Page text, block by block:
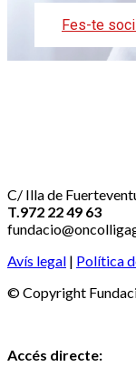
Fes-te
C/ Illa de
T.972 22 49 63
Avís legal | Política
© Copyright
Accés directe: